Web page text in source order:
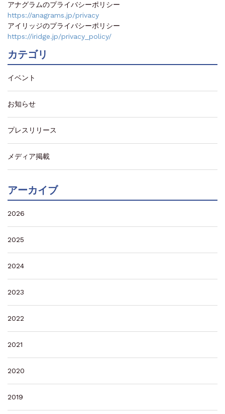
アナグラムのプライバシーポリシー
https://anagrams.jp/privacy
アイリッジのプライバシーポリシー
https://iridge.jp/privacy_policy/
カテゴリ
イベント
お知らせ
プレスリリース
メディア掲載
アーカイブ
2026
2025
2024
2023
2022
2021
2020
2019